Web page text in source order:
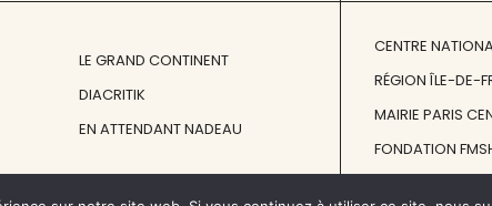
LE GRAND CONTINENT
DIACRITIK
EN ATTENDANT NADEAU
CENTRE
RÉGION ÎLE-DE-
MAIRIE PARIS
FONDATION